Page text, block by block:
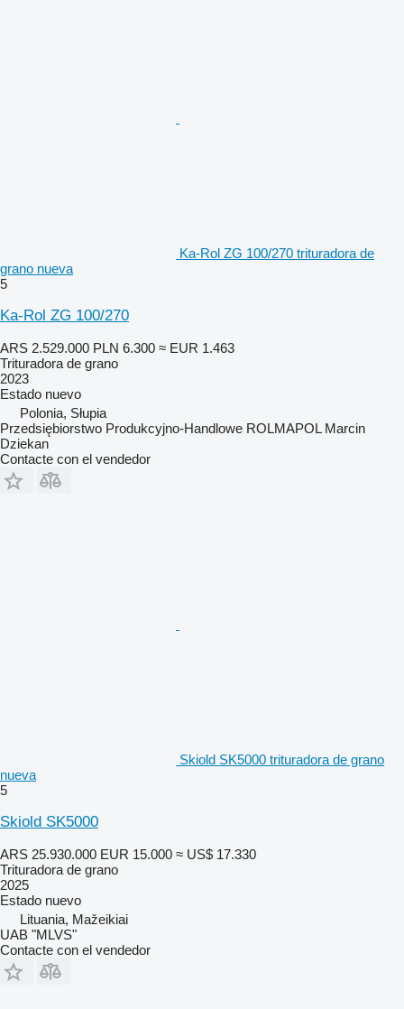
Ka-Rol ZG 100/270 trituradora de
grano nueva
5
Ka-Rol ZG 100/270
ARS 2.529.000 PLN 6.300 ≈ EUR 1.463
Trituradora de grano
2023
Estado nuevo
Polonia, Słupia
Przedsiębiorstwo Produkcyjno-Handlowe ROLMAPOL Marcin
Dziekan
Contacte con el vendedor
Skiold SK5000 trituradora de grano
nueva
5
Skiold SK5000
ARS 25.930.000 EUR 15.000 ≈ US$ 17.330
Trituradora de grano
2025
Estado nuevo
Lituania, Mažeikiai
UAB "MLVS"
Contacte con el vendedor